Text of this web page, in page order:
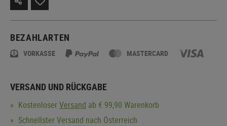
BEZAHLARTEN
VORKASSE MASTERCARD
VERSAND UND RÜCKGABE
KostenloserVersand ab € 99,90 Warenkorb
Schnellster Versand nach Österreich